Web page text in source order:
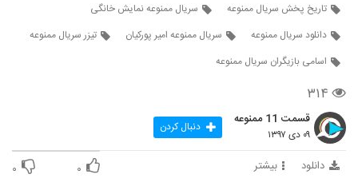
تاریخ پخش سریال ممنوعه
سریال ممنوعه نمایش خانگی
دانلود سریال ممنوعه
سریال ممنوعه امیر پورکیان
تیزر سریال ممنوعه
اسامی بازیگران سریال ممنوعه
۳۱۴
قسمت 11 ممنوعه
۰۹ دی ۱۳۹۷ دنبال کردن
دانلود بیشتر ۰ ۰